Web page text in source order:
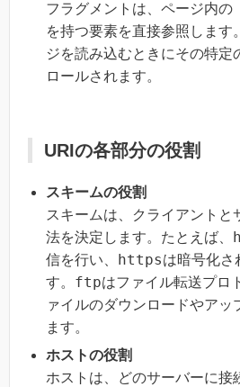
フラグメントは、ページ内の
を持つ要素を直接参照します
ジを読み込むときにその特定
ロールされます。
URIの各部分の役割
スキームの役割
スキームは、クライアントと
法を決定します。たとえば、
信を行い、
httpsは暗号化さ
す。 ftpはファイル転送プロ
ァイルのダウンロードやアッ
ます。
ホストの役割
ホストは、どのサーバーに接